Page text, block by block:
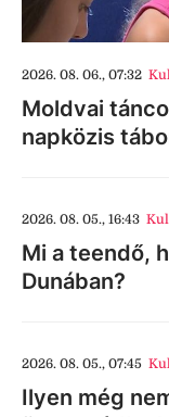
2026. 08. 06., 07:32
Moldvai
napközis
2026. 08. 05., 16:43
Mi a teendő,
Dunában?
2026. 08. 05., 07:45
Ilyen még